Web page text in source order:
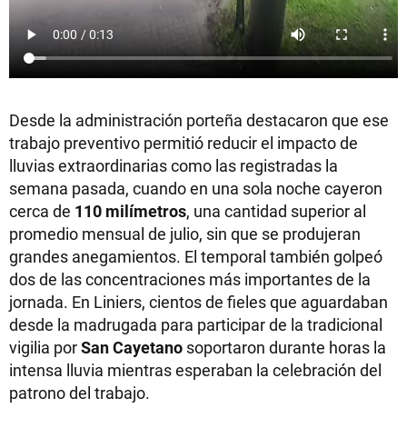
Desde la administración porteña destacaron que ese
trabajo preventivo permitió reducir el impacto de
lluvias extraordinarias como las registradas la
semana pasada, cuando en una sola noche cayeron
cerca de 110 milímetros, una cantidad superior al
promedio mensual de julio, sin que se produjeran
grandes anegamientos. El temporal también golpeó
dos de las concentraciones más importantes de la
jornada. En Liniers, cientos de fieles que aguardaban
desde la madrugada para participar de la tradicional
vigilia porSan Cayetano soportaron durante horas la
intensa lluvia mientras esperaban la celebración del
patrono del trabajo.